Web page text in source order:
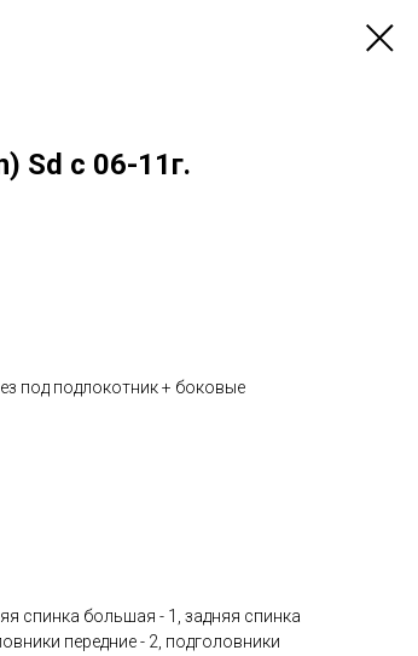
Sd c 06-11г.
под подлокотник + боковые
спинка большая - 1, задняя спинка
передние - 2, подголовники